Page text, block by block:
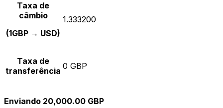
Taxa de
câmbio
(1GBP → USD)
1.333200
Taxa de
transferência 0 GBP
Enviando 20,000.00 GBP